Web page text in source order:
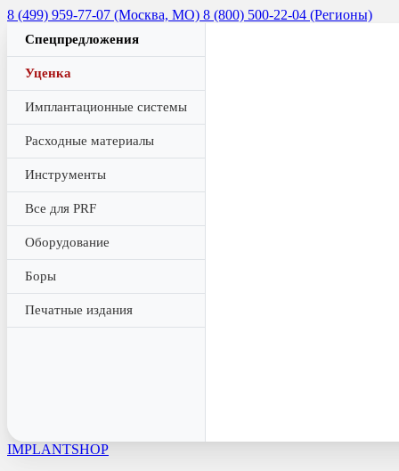
8 (499) 959-77-07 (Москва, МО) 8 (800) 500-22-04 (Регионы)
Спецпредложения
Уценка
Имплантационные системы
Расходные материалы
Инструменты
Все для PRF
Оборудование
Боры
Печатные издания
IMPLANTSHOP